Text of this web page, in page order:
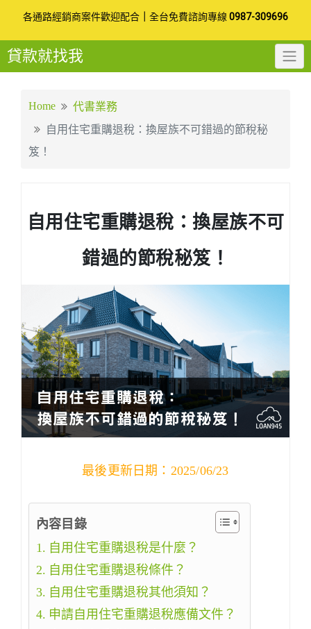
to
content
各通路經銷商案件歡迎配合 全台免費諮詢專線 0987-309696
貸款就找我
Home
代書業務
自用住宅重購退稅：換屋族不可錯過的節稅秘
笈！
自用住宅重購退稅：換屋族不可
錯過的節稅秘笈！
最後更新日期：2025/06/23
內容目錄
自用住宅重購退稅是什麼？
自用住宅重購退稅條件？
自用住宅重購退稅其他須知？
申請自用住宅重購退稅應備文件？